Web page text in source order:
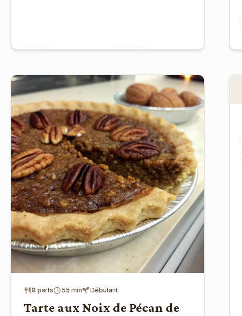
8 parts 55 min Débutant
Tarte aux Noix de Pécan de